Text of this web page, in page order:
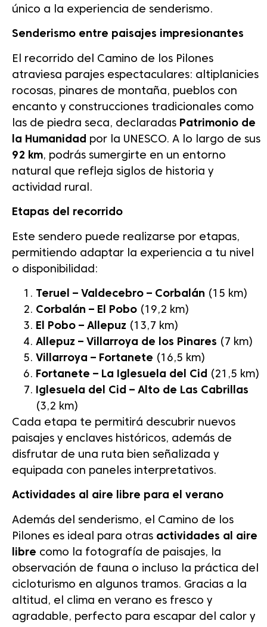
único a la experiencia de senderismo.
Senderismo entre paisajes impresionantes
El recorrido del Camino de los Pilones
atraviesa parajes espectaculares: altiplanicies
rocosas, pinares de montaña, pueblos con
encanto y construcciones tradicionales como
las de piedra seca, declaradas Patrimonio de
la Humanidad por la UNESCO. A lo largo de sus
92 km, podrás sumergirte en un entorno
natural que refleja siglos de historia y
actividad rural.
Etapas del recorrido
Este sendero puede realizarse por etapas,
permitiendo adaptar la experiencia a tu nivel
o disponibilidad:
Teruel – Valdecebro – Corbalán (15 km)
Corbalán – El Pobo (19,2 km)
El Pobo – Allepuz (13,7 km)
Allepuz – Villarroya de los Pinares (7 km)
Villarroya – Fortanete (16,5 km)
Fortanete – La Iglesuela del Cid (21,5 km)
Iglesuela del Cid – Alto de Las Cabrillas
(3,2 km)
Cada etapa te permitirá descubrir nuevos
paisajes y enclaves históricos, además de
disfrutar de una ruta bien señalizada y
equipada con paneles interpretativos.
Actividades al aire libre para el verano
Además del senderismo, el Camino de los
Pilones es ideal para otras actividades al aire
libre como la fotografía de paisajes, la
observación de fauna o incluso la práctica del
cicloturismo en algunos tramos. Gracias a la
altitud, el clima en verano es fresco y
agradable, perfecto para escapar del calor y